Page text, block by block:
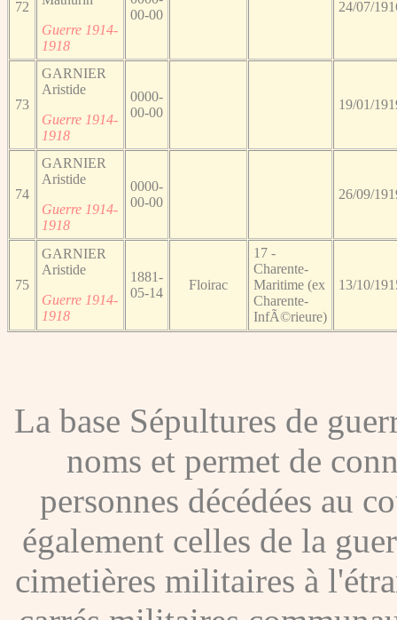
72
Guerre 1914-
1918
00-00
24/07/
73
GARNIER
Aristide
Guerre 1914-
1918
0000-
00-00
19/01/
74
GARNIER
Aristide
Guerre 1914-
1918
0000-
00-00
26/09/
75
GARNIER
Aristide
Guerre 1914-
1918
1881-
05-14
Floirac
17 -
Charente-
Maritime (ex
Charente-
InfÃ©rieure)
13/10/
La base Sépultures de
noms et permet de
personnes décédées au
également celles de la
cimetières militaires à